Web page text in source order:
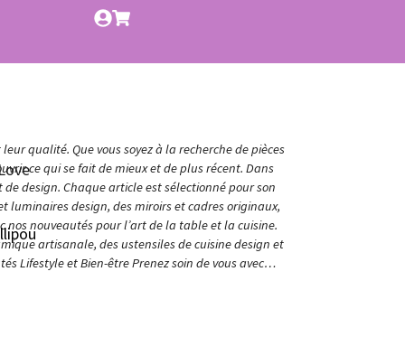
qualité. Que vous soyez à la recherche de pièces
ce qui se fait de mieux et de plus récent. Dans
design. Chaque article est sélectionné pour son
luminaires design, des miroirs et cadres originaux,
nos nouveautés pour l’art de la table et la cuisine.
artisanale, des ustensiles de cuisine design et
Lifestyle et Bien-être Prenez soin de vous avec…